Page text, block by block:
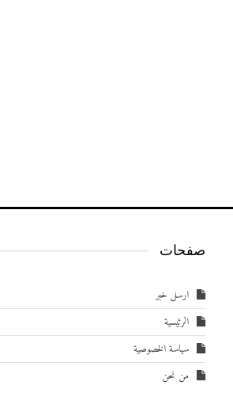
صفحات
ارسل خبر
الرئيسية
سياسة الخصوصية
من نحن